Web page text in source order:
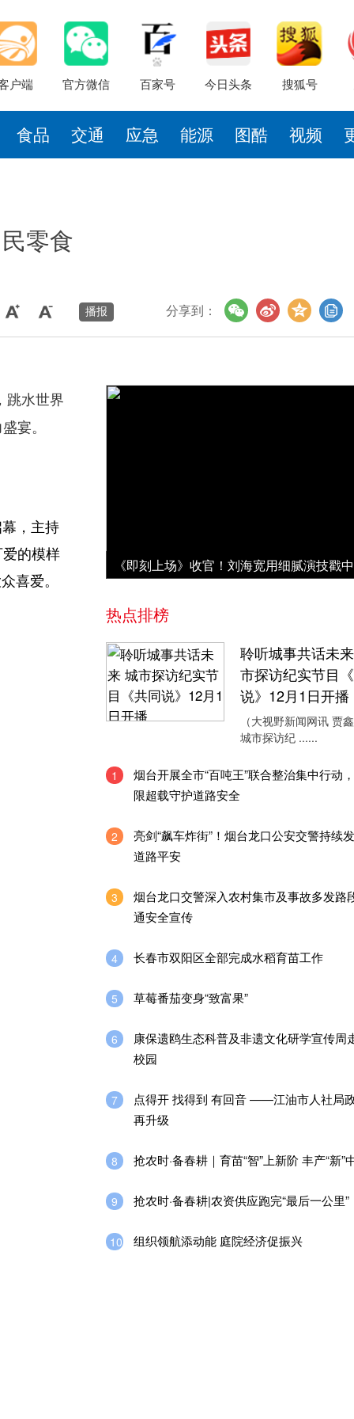
户端 官方微信 百家号 今日头条 搜狐号
食品 交通 应急 能源 图酷 视频
零食
分享到：
跳水世界
宴。
，主持
的模样
喜爱。
热点排榜
聆听城事共话未
市探访纪实节目
说》12月1日开播
（大视野新闻网讯 贾
城市探访纪 ......
1
烟台开展全市“百吨王”联合整治集中行动
限超载守护道路安全
2
亮剑“飙车炸街”！烟台龙口公安交警持续
道路平安
3
烟台龙口交警深入农村集市及事故多发路
通安全宣传
4 长春市双阳区全部完成水稻育苗工作
5 草莓番茄变身“致富果”
6
康保遗鸥生态科普及非遗文化研学宣传周
校园
7
点得开 找得到 有回音 ——江油市人社局
再升级
8 抢农时·备春耕｜育苗“智”上新阶 丰产“新”
9 抢农时·备春耕|农资供应跑完“最后一公里”
10 组织领航添动能 庭院经济促振兴